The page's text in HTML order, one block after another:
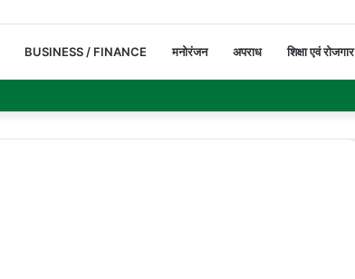
BUSINESS / FINANCE मनोरंजन अपराध शिक्षा एवं रोजगार